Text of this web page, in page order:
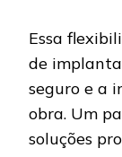
Essa
de
seguro e a
obra. Um
soluções